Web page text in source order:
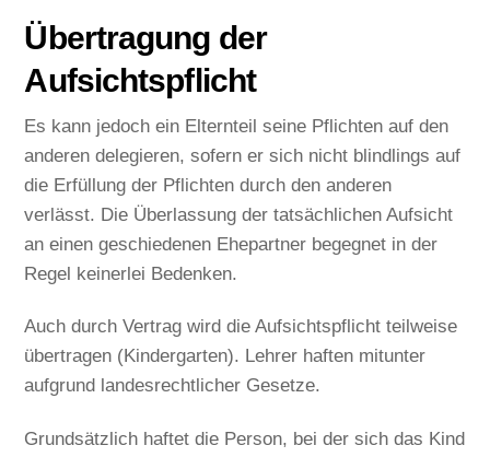
Übertragung der
Aufsichtspflicht
Es kann jedoch ein Elternteil seine Pflichten auf den
anderen delegieren, sofern er sich nicht blindlings auf
die Erfüllung der Pflichten durch den anderen
verlässt. Die Überlassung der tatsächlichen Aufsicht
an einen geschiedenen Ehepartner begegnet in der
Regel keinerlei Bedenken.
Auch durch Vertrag wird die Aufsichtspflicht teilweise
übertragen (Kindergarten). Lehrer haften mitunter
aufgrund landesrechtlicher Gesetze.
Grundsätzlich haftet die Person, bei der sich das Kind